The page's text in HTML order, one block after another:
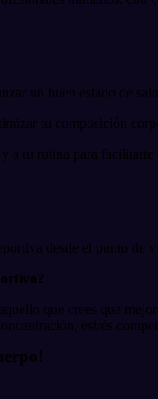
un buen estado de
tu composición
a tu rutina para
desde el punto
que crees que
estrés